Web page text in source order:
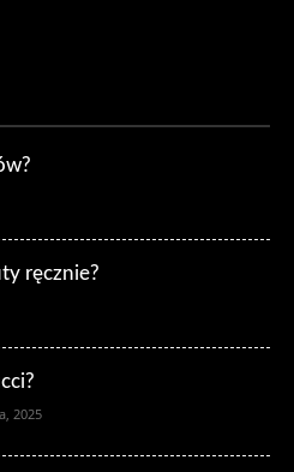
ręcznie?
2025